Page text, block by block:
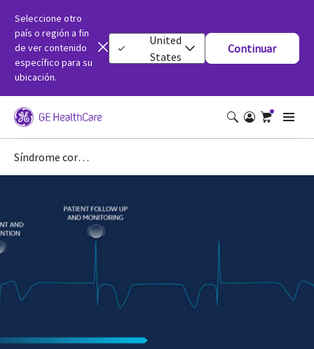
Seleccione otro
país o región a fin
de ver contenido
específico para su
ubicación.
United
States
Continuar
Síndrome coronario agudo